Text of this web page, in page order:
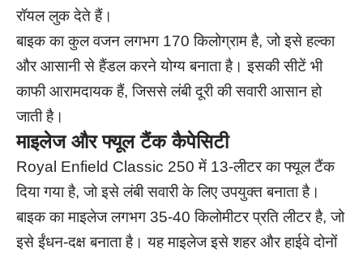
रॉयल लुक देते हैं।
बाइक का कुल वजन लगभग 170 किलोग्राम है, जो इसे हल्का
और आसानी से हैंडल करने योग्य बनाता है। इसकी सीटें भी
काफी आरामदायक हैं, जिससे लंबी दूरी की सवारी आसान हो
जाती है।
माइलेज और फ्यूल टैंक कैपेसिटी
Royal Enfield Classic 250 में 13-लीटर का फ्यूल टैंक
दिया गया है, जो इसे लंबी सवारी के लिए उपयुक्त बनाता है।
बाइक का माइलेज लगभग 35-40 किलोमीटर प्रति लीटर है, जो
इसे ईंधन-दक्ष बनाता है। यह माइलेज इसे शहर और हाईवे दोनों